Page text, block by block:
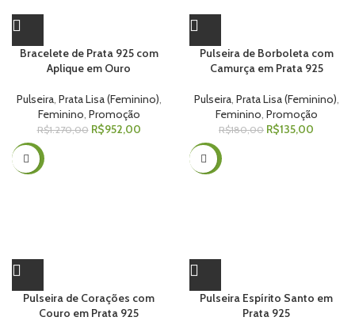
Bracelete de Prata 925 com
Aplique em Ouro
Pulseira, Prata Lisa (Feminino),
Feminino, Promoção
R$1.270,00 R$952,00
Pulseira de Borboleta com
Camurça em Prata 925
Pulseira, Prata Lisa (Feminino),
Feminino, Promoção
R$180,00 R$135,00
-30%
Pulseira de Corações com
Couro em Prata 925
-30%
Pulseira Espírito Santo em
Prata 925